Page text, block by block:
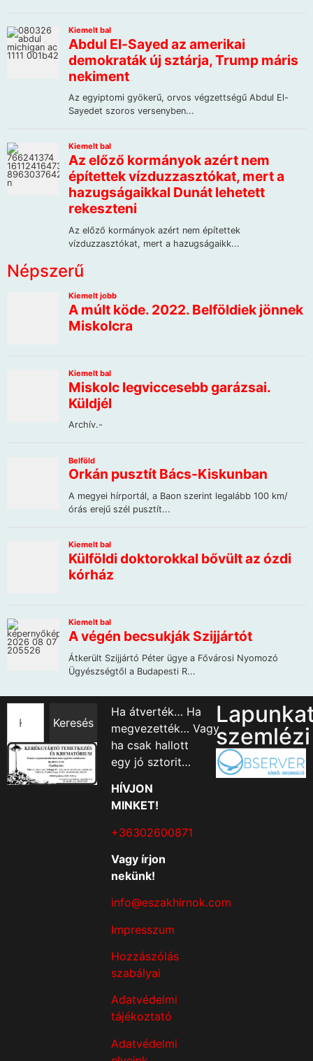
Népszerű
Keresés
Ha átverték… Ha
megvezették… Vagy
ha csak hallott
egy jó sztorit…
HÍVJON
MINKET!
+36302600871
Vagy írjon
nekünk!
info@eszakhirnok.com
Impresszum
Hozzászólás
szabályai
Adatvédelmi
tájékoztató
Adatvédelmi
szemlézi